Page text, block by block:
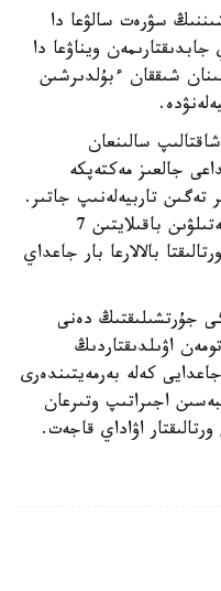
4 جاسار لاشىننىڭ سۋرەت سالۋعا دا
ويناۋعا دا
شىققان ءبۇلدىرشىن
بۇرىن 50 ورىنعا شاقتالىپ سالىنعان
بالا بار. اۋىلداعى جالعىز مەكتەپكە
قازىر تەگىن تاربيەلەنىپ جاتىر.
بۇلدىرشىندەردىڭ دۇرىس دامىپ-جەتىلۋىن باقىلايتىن 7
بالالارعا بار جاعداي
جۇرتشىلىقتىڭ دەنى
اۋىلدىقتاردىڭ
جاعدايى كەلە بەرمەيتىندەرى
اجىراتىپ وتىرعان
ورتالىقتار اۋاداي قاجەت.